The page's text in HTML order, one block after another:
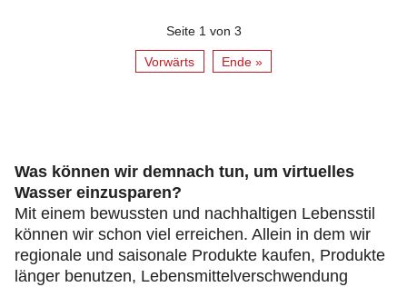
Seite 1 von 3
Vorwärts Ende »
Was können wir demnach tun, um virtuelles
Wasser einzusparen?
Mit einem bewussten und nachhaltigen Lebensstil
können wir schon viel erreichen. Allein in dem wir
regionale und saisonale Produkte kaufen, Produkte
länger benutzen, Lebensmittelverschwendung